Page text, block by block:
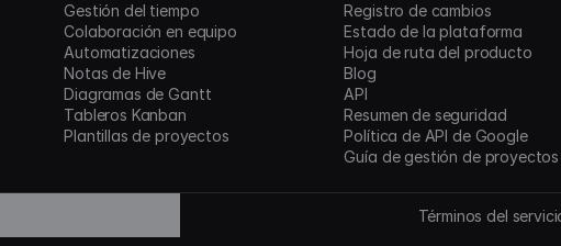
Gestión del tiempo
Colaboración en equipo
Automatizaciones
Notas de Hive
Diagramas de Gantt
Tableros Kanban
Plantillas de proyectos
Registro de cambios
Estado de la plataforma
Hoja de ruta del producto
Blog
API
Resumen de seguridad
Política de API de Google
Guía de gestión de proyectos
Términos del